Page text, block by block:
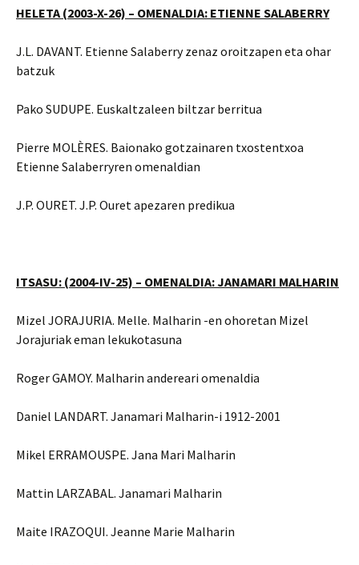
HELETA (2003-X-26) – OMENALDIA: ETIENNE SALABERRY
J.L. DAVANT. Etienne Salaberry zenaz oroitzapen eta ohar
batzuk
Pako SUDUPE. Euskaltzaleen biltzar berritua
Pierre MOLÈRES. Baionako gotzainaren txostentxoa
Etienne Salaberryren omenaldian
J.P. OURET. J.P. Ouret apezaren predikua
ITSASU: (2004-IV-25) – OMENALDIA: JANAMARI MALHARIN
Mizel JORAJURIA. Melle. Malharin -en ohoretan Mizel
Jorajuriak eman lekukotasuna
Roger GAMOY. Malharin andereari omenaldia
Daniel LANDART. Janamari Malharin-i 1912-2001
Mikel ERRAMOUSPE. Jana Mari Malharin
Mattin LARZABAL. Janamari Malharin
Maite IRAZOQUI. Jeanne Marie Malharin